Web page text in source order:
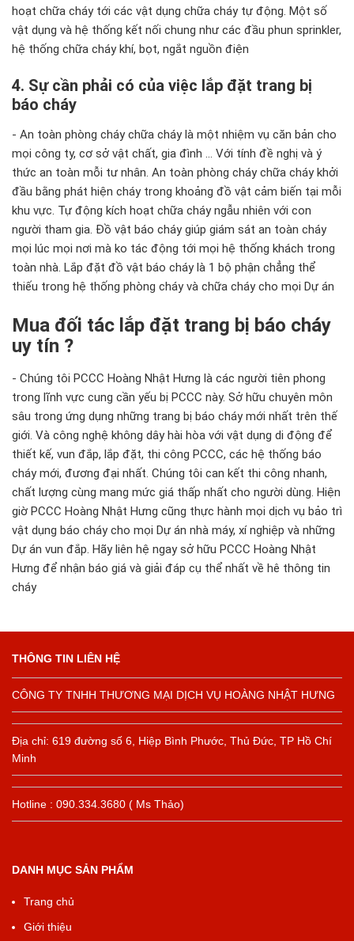
hoạt chữa cháy tới các vật dụng chữa cháy tự động. Một số
vật dụng và hệ thống kết nối chung như các đầu phun sprinkler,
hệ thống chữa cháy khí, bọt, ngắt nguồn điện
4. Sự cần phải có của việc lắp đặt trang bị
báo cháy
- An toàn phòng cháy chữa cháy là một nhiệm vụ căn bản cho
mọi công ty, cơ sở vật chất, gia đình ... Với tính đề nghị và ý
thức an toàn mỗi tư nhân. An toàn phòng cháy chữa cháy khởi
đầu bằng phát hiện cháy trong khoảng đồ vật cảm biến tại mỗi
khu vực. Tự động kích hoạt chữa cháy ngẫu nhiên với con
người tham gia. Đồ vật báo cháy giúp giám sát an toàn cháy
mọi lúc mọi nơi mà ko tác động tới mọi hệ thống khách trong
toàn nhà. Lắp đặt đồ vật báo cháy là 1 bộ phận chẳng thể
thiếu trong hệ thống phòng cháy và chữa cháy cho mọi Dự án
Mua đối tác lắp đặt trang bị báo cháy
uy tín ?
- Chúng tôi PCCC Hoàng Nhật Hưng là các người tiên phong
trong lĩnh vực cung cần yếu bị PCCC này. Sở hữu chuyên môn
sâu trong ứng dụng những trang bị báo cháy mới nhất trên thế
giới. Và công nghệ không dây hài hòa với vật dụng di động để
thiết kế, vun đắp, lắp đặt, thi công PCCC, các hệ thống báo
cháy mới, đương đại nhất. Chúng tôi can kết thi công nhanh,
chất lượng cùng mang mức giá thấp nhất cho người dùng. Hiện
giờ PCCC Hoàng Nhật Hưng cũng thực hành mọi dịch vụ bảo trì
vật dụng báo cháy cho mọi Dự án nhà máy, xí nghiệp và những
Dự án vun đắp. Hãy liên hệ ngay sở hữu PCCC Hoàng Nhật
Hưng để nhận báo giá và giải đáp cụ thể nhất về hê thông tin
cháy
THÔNG TIN LIÊN HỆ
CÔNG TY TNHH THƯƠNG MẠI DỊCH VỤ HOÀNG NHẬT HƯNG
Địa chỉ: 619 đường số 6, Hiệp Bình Phước, Thủ Đức, TP Hồ Chí
Minh
Hotline : 090.334.3680 ( Ms Thảo)
DANH MỤC SẢN PHẨM
Trang chủ
Giới thiệu